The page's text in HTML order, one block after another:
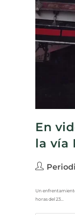
En
la vía
Un
horas del 23…